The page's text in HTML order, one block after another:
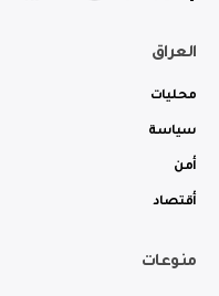
العراق
محليات
سياسة
أمن
أقتصاد
منوعات